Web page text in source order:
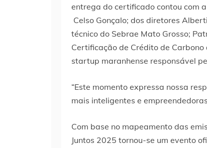
entrega do certificado contou com
Celso Gonçalo; dos diretores
técnico do Sebrae Mato Grosso;
Certificação de Crédito de
startup maranhense responsável
“Este momento expressa nossa
mais inteligentes e
Com base no mapeamento das
Juntos 2025 tornou-se um evento